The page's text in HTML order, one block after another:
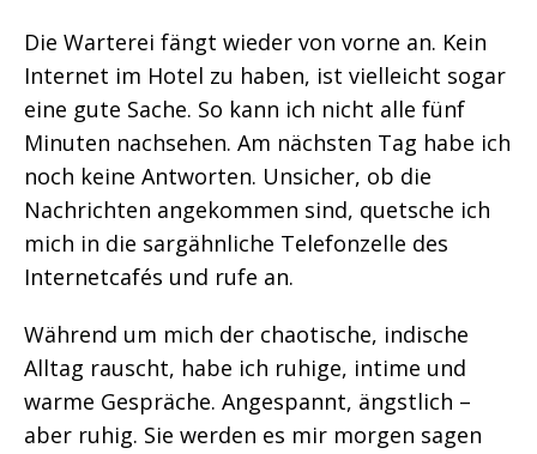
Die Warterei fängt wieder von vorne an. Kein
Internet im Hotel zu haben, ist vielleicht sogar
eine gute Sache. So kann ich nicht alle fünf
Minuten nachsehen. Am nächsten Tag habe ich
noch keine Antworten. Unsicher, ob die
Nachrichten angekommen sind, quetsche ich
mich in die sargähnliche Telefonzelle des
Internetcafés und rufe an.
Während um mich der chaotische, indische
Alltag rauscht, habe ich ruhige, intime und
warme Gespräche. Angespannt, ängstlich –
aber ruhig. Sie werden es mir morgen sagen